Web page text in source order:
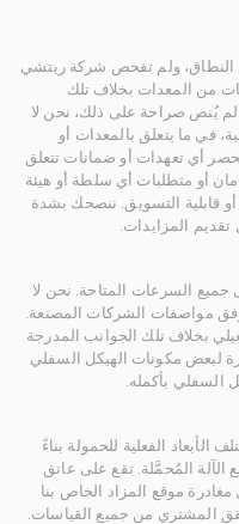
النطاق، ولم تفحص شركة ريتشي
من المعدات بخلاف تلك
لم يُنص صراحة على ذلك، نحن لا
في ما يتعلق بالمعدات أو
أي تعهدات أو ضمانات تتعلق
أمان أو متطلبات أي سلطة أو هيئة
قابلية التسويق. ننصحك بشدة
المزايدات.
السرعات المتاحة. نحن لا
مواصفات الشركات المصنعة.
بخلاف تلك الجوانب المدرجة
لبعض مكونات الهيكل السفلي
السفلي بأكمله.
الفعلية للحمولة بناءً
المُحمَّلة. تقع على عاتق
موقع المزاد الخاص بنا
المشتري من جميع القياسات.